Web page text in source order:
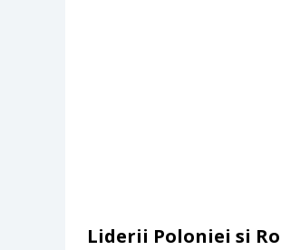
Liderii Poloniei si